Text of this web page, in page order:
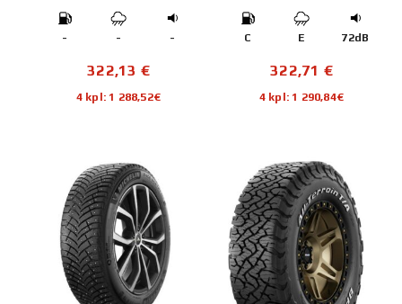
- - -
322,13 €
4 kpl: 1 288,52€
C E 72dB
322,71 €
4 kpl: 1 290,84€